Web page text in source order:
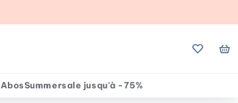
Mes
AbosSummersale jusqu'à -75%